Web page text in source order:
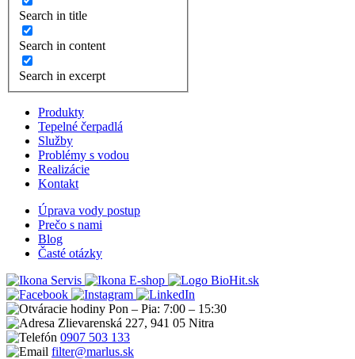
Search in title
Search in content
Search in excerpt
Produkty
Tepelné čerpadlá
Služby
Problémy s vodou
Realizácie
Kontakt
Úprava vody postup
Prečo s nami
Blog
Časté otázky
Servis
E-shop
Pon – Pia: 7:00 – 15:30
Zlievarenská 227, 941 05 Nitra
0907 503 133
filter@marlus.sk